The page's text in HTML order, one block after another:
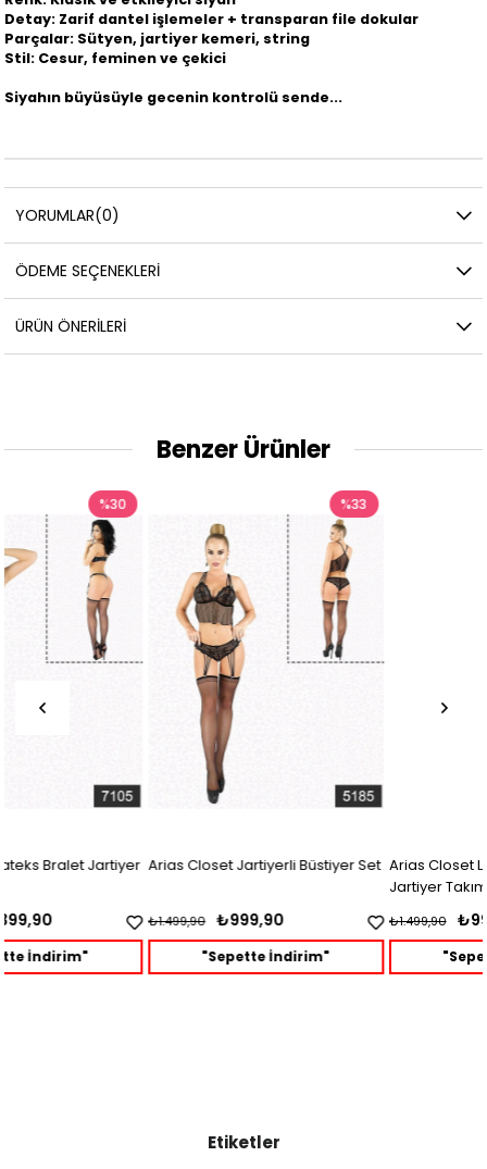
Detay: Zarif dantel işlemeler + transparan file dokular
Parçalar: Sütyen, jartiyer kemeri, string
Stil: Cesur, feminen ve çekici
Siyahın büyüsüyle gecenin kontrolü sende...
YORUMLAR(0)
ÖDEME SEÇENEKLERI
ÜRÜN ÖNERILERI
Benzer Ürünler
Arias Closet Jartiyerli Büstiyer Set
₺999,90
₺1.499,90
"Sepette İndirim"
Arias Closet Lamine Dantel
₺999,90
₺1.499,90
"Sepette İndirim"
Etiketler